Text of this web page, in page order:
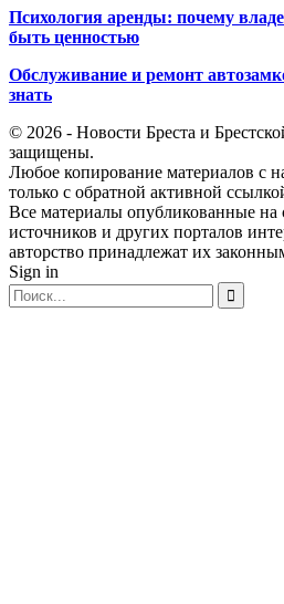
Психология аренды: почему
быть ценностью
Обслуживание и ремонт
знать
© 2026 - Новости Бреста и
защищены.
Любое копирование материалов с
только с обратной активной
Все материалы опубликованные на
источников и других порталов
авторство принадлежат их
Sign in